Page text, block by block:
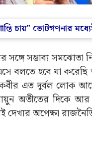
চায়” ভোটগণনার
সম্ভাব্য সমঝোতা
বলতে হবে যা
এত দুর্বল লোক
অতীতের দিকে
দেখার অপেক্ষা